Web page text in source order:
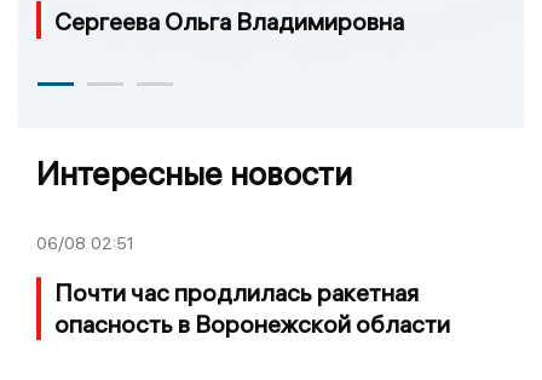
Сергеева Ольга Владимировна
Интересные новости
06/08 02:51
Почти час продлилась ракетная
опасность в Воронежской области